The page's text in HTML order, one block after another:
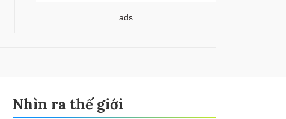
ads
Nhìn ra thế giới